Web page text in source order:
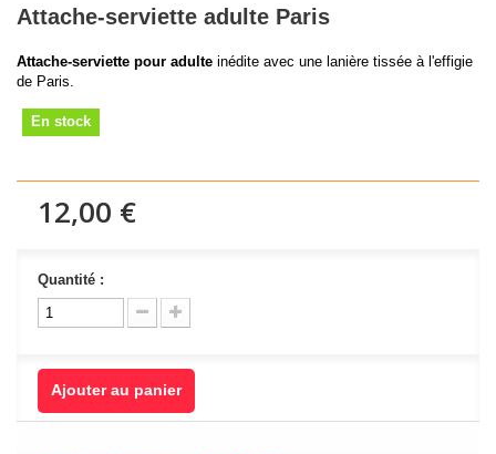
Attache-serviette adulte Paris
Attache-serviette pour adulte inédite avec une lanière tissée à l'effigie
de Paris.
En stock
12,00 €
Quantité :
Ajouter au panier